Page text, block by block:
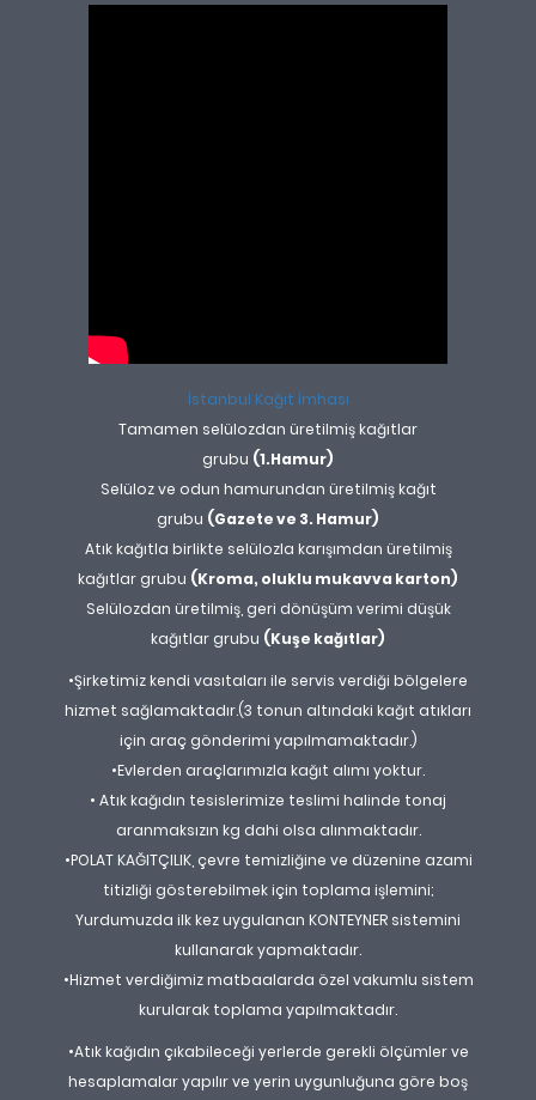
İstanbul Kağıt İmhası
Tamamen selülozdan üretilmiş kağıtlar
grubu (1.Hamur)
Selüloz ve odun hamurundan üretilmiş kağıt
grubu (Gazete ve 3. Hamur)
Atık kağıtla birlikte selülozla karışımdan üretilmiş
kağıtlar grubu (Kroma, oluklu mukavva karton)
Selülozdan üretilmiş, geri dönüşüm verimi düşük
kağıtlar grubu (Kuşe kağıtlar)
•Şirketimiz kendi vasıtaları ile servis verdiği bölgelere
hizmet sağlamaktadır.(3 tonun altındaki kağıt atıkları
için araç gönderimi yapılmamaktadır.)
•Evlerden araçlarımızla kağıt alımı yoktur.
• Atık kağıdın tesislerimize teslimi halinde tonaj
aranmaksızın kg dahi olsa alınmaktadır.
•POLAT KAĞITÇILIK, çevre temizliğine ve düzenine azami
titizliği gösterebilmek için toplama işlemini;
Yurdumuzda ilk kez uygulanan KONTEYNER sistemini
kullanarak yapmaktadır.
•Hizmet verdiğimiz matbaalarda özel vakumlu sistem
kurularak toplama yapılmaktadır.
•Atık kağıdın çıkabileceği yerlerde gerekli ölçümler ve
hesaplamalar yapılır ve yerin uygunluğuna göre boş